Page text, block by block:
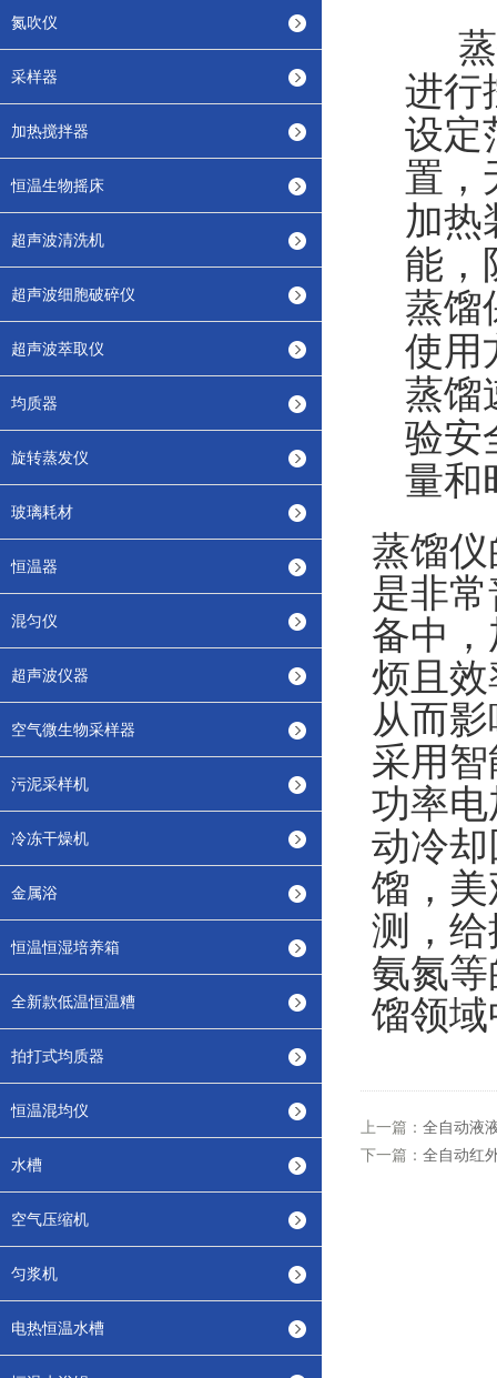
氮吹仪
采样器
加热搅拌器
恒温生物摇床
超声波清洗机
超声波细胞破碎仪
超声波萃取仪
均质器
旋转蒸发仪
玻璃耗材
恒温器
混匀仪
超声波仪器
空气微生物采样器
污泥采样机
冷冻干燥机
金属浴
恒温恒湿培养箱
全新款低温恒温糟
拍打式均质器
恒温混均仪
水槽
空气压缩机
匀浆机
电热恒温水槽
进行
设定
置 ，
加热
能 ，
蒸馏
使用
蒸馏
验安
量和
蒸馏
是非
备中 ，
烦且
从而
采用
功率
动冷
馏 ，
测 ， 给
氨氮
馏领
上一篇： 全自动液
下一篇： 全自动红